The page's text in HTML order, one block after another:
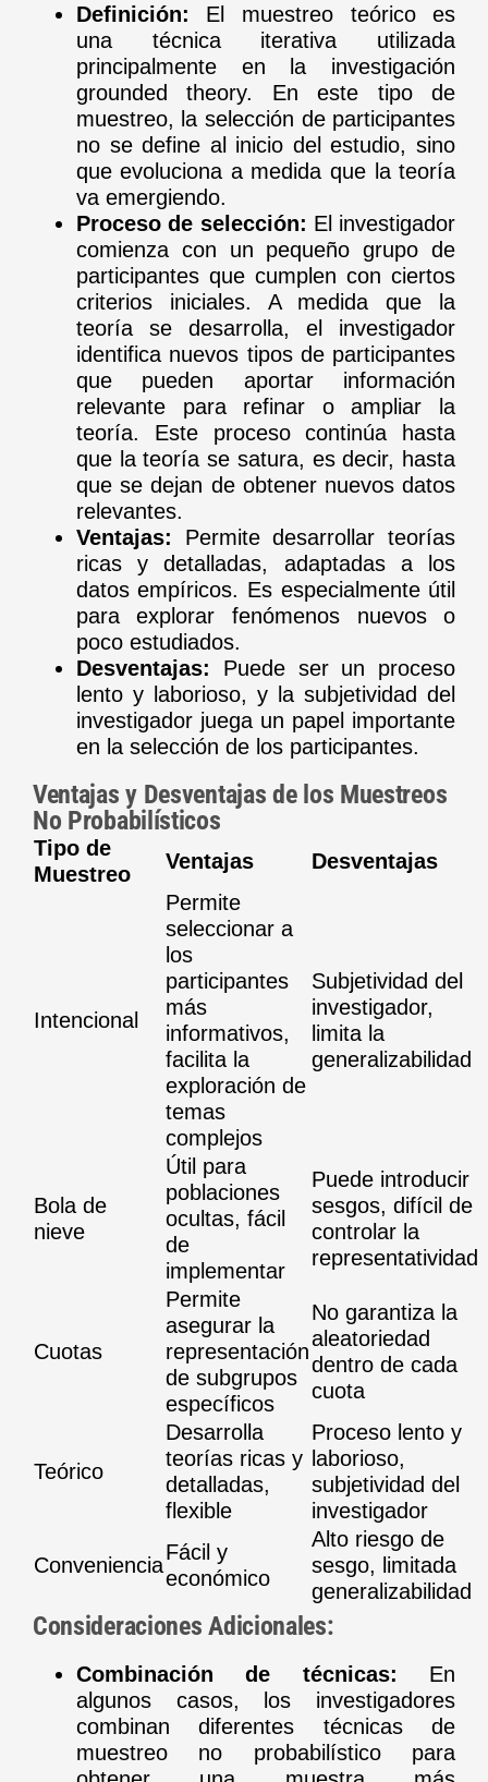
Definición: El muestreo teórico es
una técnica iterativa utilizada
principalmente en la investigación
grounded theory. En este tipo de
muestreo, la selección de participantes
no se define al inicio del estudio, sino
que evoluciona a medida que la teoría
va emergiendo.
Proceso de selección: El investigador
comienza con un pequeño grupo de
participantes que cumplen con ciertos
criterios iniciales. A medida que la
teoría se desarrolla, el investigador
identifica nuevos tipos de participantes
que pueden aportar información
relevante para refinar o ampliar la
teoría. Este proceso continúa hasta
que la teoría se satura, es decir, hasta
que se dejan de obtener nuevos datos
relevantes.
Ventajas: Permite desarrollar teorías
ricas y detalladas, adaptadas a los
datos empíricos. Es especialmente útil
para explorar fenómenos nuevos o
poco estudiados.
Desventajas: Puede ser un proceso
lento y laborioso, y la subjetividad del
investigador juega un papel importante
en la selección de los participantes.
Ventajas y Desventajas de los Muestreos
No Probabilísticos
Tipo de
Muestreo
Ventajas Desventajas
Intencional
Permite
seleccionar a
los
participantes
más
informativos,
facilita la
exploración de
temas
complejos
Subjetividad del
investigador,
limita la
generalizabilidad
Bola de
nieve
Útil para
poblaciones
ocultas, fácil
de
implementar
Puede introducir
sesgos, difícil de
controlar la
representatividad
Cuotas
Permite
asegurar la
representación
de subgrupos
específicos
No garantiza la
aleatoriedad
dentro de cada
cuota
Teórico
Desarrolla
teorías ricas y
detalladas,
flexible
Proceso lento y
laborioso,
subjetividad del
investigador
Conveniencia
Fácil y
económico
Alto riesgo de
sesgo, limitada
generalizabilidad
Consideraciones Adicionales:
Combinación de técnicas: En
algunos casos, los investigadores
combinan diferentes técnicas de
muestreo no probabilístico para